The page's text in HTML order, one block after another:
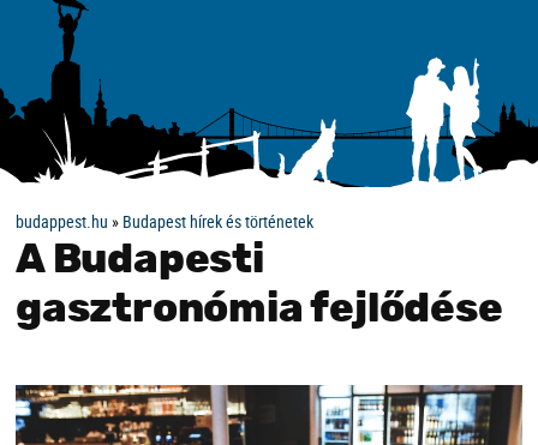
budappest.hu » Budapest hírek és történetek
A Budapesti
gasztronómia fejlődése